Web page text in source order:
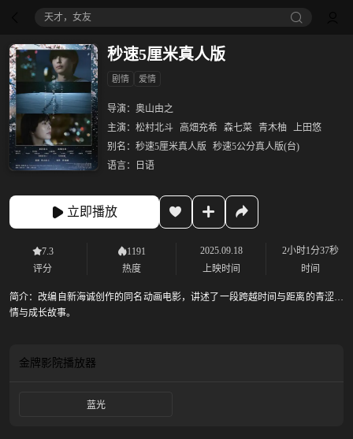
天才，女友
秒速5厘米真人版
剧情 爱情
导演： 奥山由之
主演： 松村北斗 高畑充希 森七菜 青木柚
上田悠
别名： 秒速5厘米真人版
秒速5公分真人版(台)
语言：
日语
立即播放
7.3
评分
1191
热度
2025.09.18
上映时间
2小时1分37秒
时间
简介：改编自新海诚创作的同名动画电影，讲述了一段跨越时间与距离的青涩爱
情与成长故事。
金牌影院播放器
蓝光